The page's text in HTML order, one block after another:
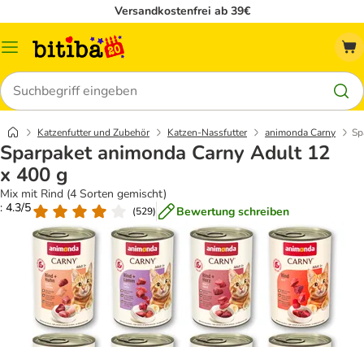
Versandkostenfrei ab 39€
Menü
Suchen
Katzenfutter und Zubehör Katzen-Nassfutter animonda Carny
Sparpaket animonda Carny Adult 12
x 400 g
Mix mit Rind (4 Sorten gemischt)
: 4.3/5
(529) Bewertung schreiben